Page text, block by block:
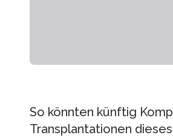
So könnten künftig
Transplantationen